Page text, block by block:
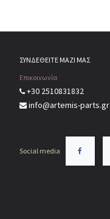
ΣΥΝΔΕΘΕΙΤΕ ΜΑΖΙ ΜΑΣ
Επικοινωνία
+30 2510831832
info@artemis-parts.gr
Social media